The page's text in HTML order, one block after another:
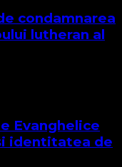
condamnarea
lutheran al
Evanghelice
identitatea de